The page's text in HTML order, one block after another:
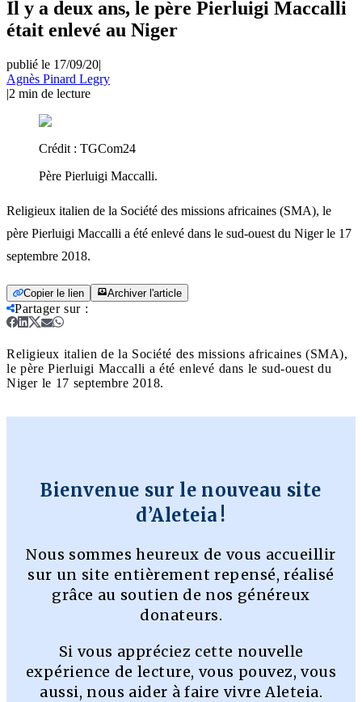
Il y a deux ans, le père Pierluigi Maccalli
était enlevé au Niger
publié le 17/09/20|
Agnès Pinard Legry
|2 min de lecture
Crédit : TGCom24
Père Pierluigi Maccalli.
Religieux italien de la Société des missions africaines (SMA), le
père Pierluigi Maccalli a été enlevé dans le sud-ouest du Niger le 17
septembre 2018.
Copier le lien Archiver l'article
Partager sur:
Religieux italien de la Société des missions africaines (SMA),
le père Pierluigi Maccalli a été enlevé dans le sud-ouest du
Niger le 17 septembre 2018.
Bienvenue sur le nouveau site
d’Aleteia !
Nous sommes heureux de vous accueillir
sur un site entièrement repensé, réalisé
grâce au soutien de nos généreux
donateurs.
Si vous appréciez cette nouvelle
expérience de lecture, vous pouvez, vous
aussi, nous aider à faire vivre Aleteia.